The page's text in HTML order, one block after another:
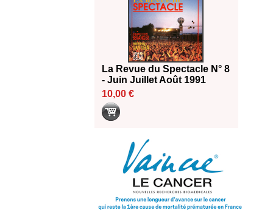
La Revue du Spectacle N° 8
- Juin Juillet Août 1991
10,00 €